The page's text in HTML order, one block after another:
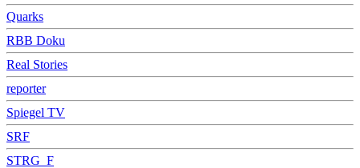
Quarks
RBB Doku
Real Stories
reporter
Spiegel TV
SRF
STRG_F